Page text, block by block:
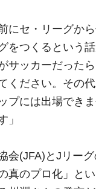
にセ・リーグか
をつくるという
サッカーだった
ください。その
プには出場でき
」
(JFA)とJリーグ
真のプロ化」と